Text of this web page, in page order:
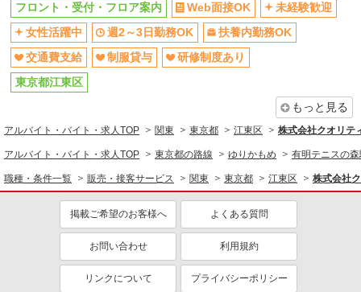
フロント・受付・フロア案内 Web面接OK
未経験歓迎
女性活躍中
週2～3日勤務OK
扶養内勤務OK
交通費支給
制服貸与
研修制度あり
東京都江東区
もっと見る
アルバイト・バイト・求人TOP 関東 東京都 江東区 株式会社クオリテ
アルバイト・バイト・求人TOP 東京都の路線 ゆりかもめ 有明テニスの
職種・条件一覧 販売・接客サービス 関東 東京都 江東区 株式会社
掲載ご希望のお客様へ よくある質問
お問い合わせ 利用規約
リンクについて プライバシーポリシー